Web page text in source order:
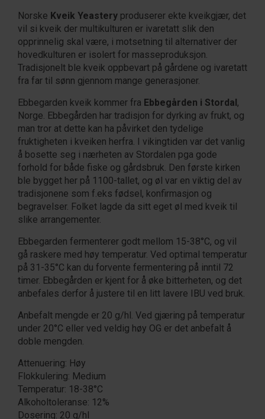
Norske Kveik Yeastery produserer ekte kveikgjær, det
vil si kveik der multikulturen er ivaretatt slik den
opprinnelig skal være, i motsetning til alternativer der
hovedkulturen er isolert for masseproduksjon.
Tradisjonelt ble kveik oppbevart på gårdene og ivaretatt
fra far til sønn gjennom mange generasjoner.
Ebbegarden kveik kommer fra Ebbegården i Stordal,
Norge. Ebbegården har tradisjon for dyrking av frukt, og
man tror at dette kan ha påvirket den tydelige
fruktigheten i kveiken herfra. I vikingtiden var det vanlig
å bosette seg i nærheten av Stordalen pga gode
forhold for både fiske og gårdsbruk. Den første kirken
ble bygget her på 1100-tallet, og øl var en viktig del av
tradisjonene som f.eks fødsel, konfirmasjon og
begravelser. Folket lagde da sitt eget øl med kveik til
slike arrangementer.
Ebbegarden fermenterer godt mellom 15-38°C, og vil
gå raskere med høy temperatur. Ved optimal temperatur
på 31-35°C kan du forvente fermentering på inntil 72
timer. Ebbegården er kjent for å øke bitterheten, og det
anbefales derfor å justere til en litt lavere IBU ved bruk.
Anbefalt mengde er 20 g/hl. Ved gjæring på temperatur
under 20°C eller ved veldig høy OG er det anbefalt å
doble mengden.
Attenuering: Høy
Flokkulering: Medium
Temperatur: 18-38°C
Alkoholtoleranse: 12%
Dosering: 20 g/hl